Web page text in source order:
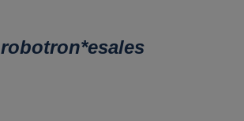
robotron*esales